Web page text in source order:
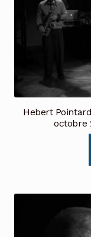
Hebert
octobre